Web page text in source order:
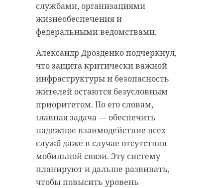
службами, организациями
жизнеобеспечения и
федеральными ведомствами.
Александр Дрозденко подчеркнул,
что защита критически важной
инфраструктуры и безопасность
жителей остаются безусловным
приоритетом. По его словам,
главная задача — обеспечить
надежное взаимодействие всех
служб даже в случае отсутствия
мобильной связи. Эту систему
планируют и дальше развивать,
чтобы повысить уровень